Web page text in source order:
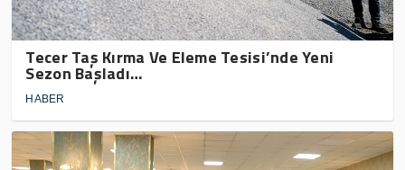
Tecer Taş Kırma Ve Eleme Tesisi’nde Yeni
Sezon Başladı…
HABER